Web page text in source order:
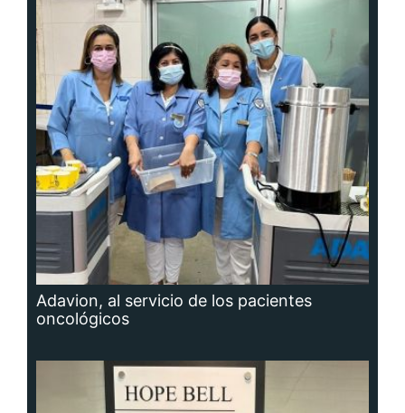
Adavion, al servicio de los pacientes
oncológicos